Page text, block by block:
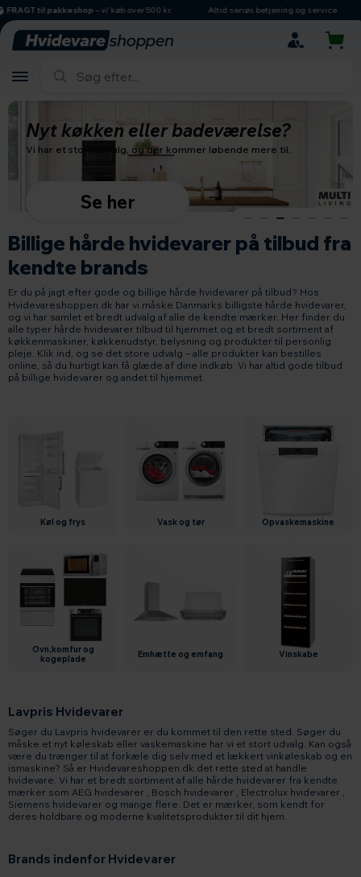
hovedindhold
søgning
navigation
indkøbskurv
til pakkeshop– v/ køb over 500 kr. Altid seriøs betjening og service
Nyt køkken eller badeværelse?
Vi har et stort udvalg, og der kommer løbende mere til.
Se her
Billige hårde hvidevarer på tilbud fra
kendte brands
Er du på jagt efter gode og billige hårde hvidevarer på tilbud? Hos
Hvidevareshoppen.dk har vi måske Danmarks billigste hårde hvidevarer,
og vi har samlet et bredt udvalg af alle de kendte mærker. Her finder du
alle typer hårde hvidevarer tilbud til hjemmet og et bredt sortiment af
køkkenmaskiner, køkkenudstyr, belysning og produkter til personlig
pleje. Klik ind, og se det store udvalg – alle produkter kan bestilles
online, så du hurtigt kan få glæde af dine indkøb. Vi har altid gode tilbud
på billige hvidevarer og andet til hjemmet.
køl og frys vask og tør opvaskemaskine
ovn,komfur og
kogeplade
emhætte og emfang vinskabe
Lavpris Hvidevarer
Søger du Lavpris hvidevarer er du kommet til den rette sted. Søger du
måske et nyt køleskab eller vaskemaskine har vi et stort udvalg. Kan også
være du trænger til at forkæle dig selv med et lækkert vinkøleskab og en
ismaskine? Så er Hvidevareshoppen.dk det rette sted at handle
hvidevare. Vi har et bredt sortiment af alle hårde hvidevarer fra kendte
mærker som AEG hvidevarer , Bosch hvidevarer , Electrolux hvidevarer ,
Siemens hvidevarer og mange flere. Det er mærker, som kendt for
deres holdbare og moderne kvalitetsprodukter til dit hjem.
Brands indenfor Hvidevarer